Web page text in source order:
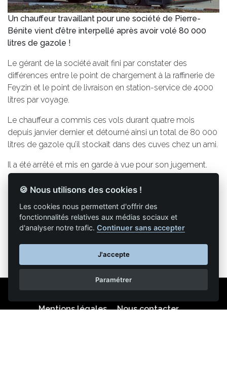
Un chauffeur travaillant pour une société de Pierre-
Bénite vient d’être interpellé après avoir volé 80 000
litres de gazole !
Le gérant de la société avait fini par constater des
différences entre le point de chargement à la raffinerie de
Feyzin et le point de livraison en station-service de 4000
litres par voyage.
Le chauffeur a commis ces vols durant quatre mois
depuis janvier dernier et détourné ainsi un total de 80 000
litres de gazole qu’il stockait dans des cuves chez un ami.
Il a été arrêté et mis en garde à vue pour son jugement.
Retour à la liste des articles
Mentions légales
Nous contacter
🍪 Nous utilisons des cookies !
Les cookies nous permettent d'offrir des
fonctionnalités relatives aux médias sociaux et
d'analyser notre trafic.Continuer sans accepter
J'accepte
Paramétrer